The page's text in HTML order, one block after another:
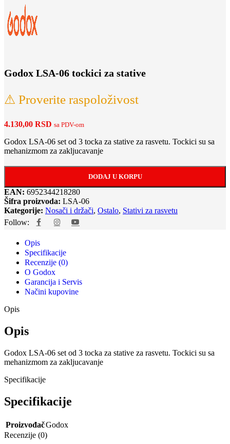
Godox LSA-06 tockici za stative
⚠ Proverite raspoloživost
4.130,00 RSD sa PDV-om
Godox LSA-06 set od 3 tocka za stative za rasvetu. Tockici su sa
mehanizmom za zakljucavanje
DODAJ U KORPU
EAN: 6952344218280
Šifra proizvoda: LSA-06
Kategorije: Nosači i držači, Ostalo, Stativi za rasvetu
Follow:
Opis
Specifikacije
Recenzije (0)
O Godox
Garancija i Servis
Načini kupovine
Opis
Opis
Godox LSA-06 set od 3 tocka za stative za rasvetu. Tockici su sa
mehanizmom za zakljucavanje
Specifikacije
Specifikacije
ProizvođačGodox
Recenzije (0)